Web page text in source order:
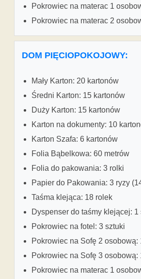
Pokrowiec na materac 1
Pokrowiec na materac 2
DOM PIĘCIOPOKOJOWY:
Mały Karton: 20 kartonów
Średni Karton: 15 kartonów
Duży Karton: 15 kartonów
Karton na dokumenty: 10
Karton Szafa: 6 kartonów
Folia Bąbelkowa: 60 metrów
Folia do pakowania: 3 rolki
Papier do Pakowania: 3 ryzy
Taśma klejąca: 18 rolek
Dyspenser do taśmy klejącej: 1
Pokrowiec na fotel: 3 sztuki
Pokrowiec na Sofę 2 osobową:
Pokrowiec na Sofę 3 osobową:
Pokrowiec na materac 1